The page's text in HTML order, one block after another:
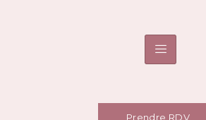
Prendre RDV